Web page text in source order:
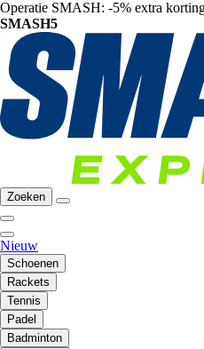
Operatie SMASH: -5% extra
SMASH5
Zoeken
Nieuw
Schoenen
Rackets
Tennis
Padel
Badminton